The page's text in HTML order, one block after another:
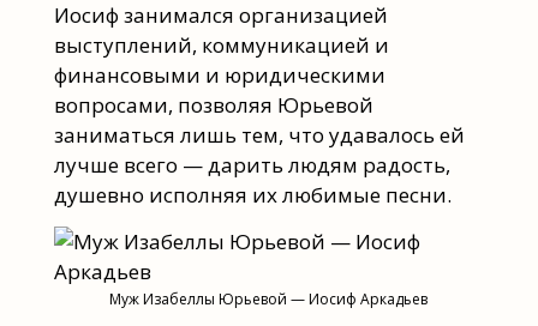
Иосиф занимался организацией
выступлений, коммуникацией и
финансовыми и юридическими
вопросами, позволяя Юрьевой
заниматься лишь тем, что удавалось ей
лучше всего — дарить людям радость,
душевно исполняя их любимые песни.
Муж Изабеллы Юрьевой — Иосиф Аркадьев